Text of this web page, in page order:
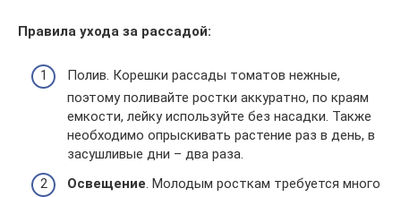
Правила ухода за рассадой:
Полив. Корешки рассады томатов нежные,
поэтому поливайте ростки аккуратно, по краям
емкости, лейку используйте без насадки. Также
необходимо опрыскивать растение раз в день, в
засушливые дни – два раза.
Освещение. Молодым росткам требуется много